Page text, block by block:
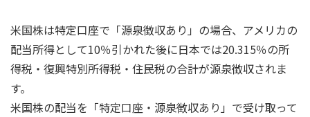
米国株は特定口座で「源泉徴収あり」の場合、アメリカの
配当所得として10％引かれた後に日本では20.315％の所
得税・復興特別所得税・住民税の合計が源泉徴収されま
す。
米国株の配当を「特定口座・源泉徴収あり」で受け取って